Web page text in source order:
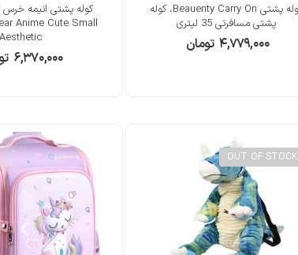
کوله پشتی Beauenty Carry On، کوله
پشتی مسافرتی 35 لیتری
۴,۷۷۹,۰۰۰ تومان
Anime Cute Small
Aesthetic
۶,۳۷۰,۰۰۰
OUT OF STOCK